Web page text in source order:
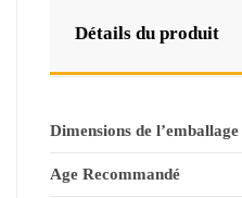
Détails du produit
Dimensions de l’emballage
Age Recommandé